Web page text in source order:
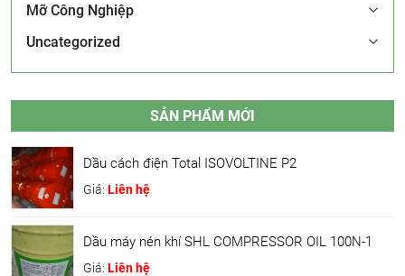
Mỡ Công Nghiệp
Uncategorized
SẢN PHẨM MỚI
Dầu cách điện Total ISOVOLTINE P2
Giá: Liên hệ
Dầu máy nén khí SHL COMPRESSOR OIL 100N-1
Giá: Liên hệ